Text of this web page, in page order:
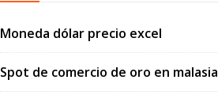
Moneda dólar precio excel
Spot de comercio de oro en malasia